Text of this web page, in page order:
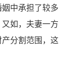
中承担了较多
如，夫妻一方
分割范围，这